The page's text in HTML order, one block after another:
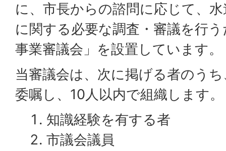
に、市長からの諮問に応じて、
に関する必要な調査・審議を行
事業審議会」を設置しています。
当審議会は、次に掲げる者のう
委嘱し、10人以内で組織します。
知識経験を有する者
市議会議員